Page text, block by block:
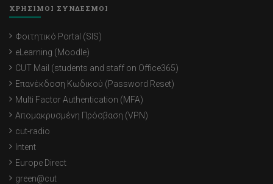
ΧΡΗΣΙΜΟΙ ΣΥΝΔΕΣΜΟΙ
Φοιτητικό Portal (SIS)
eLearning (Moodle)
CUT Mail (students and staff on Office365)
Επανέκδοση Κωδικού (Password Reset)
Multi Factor Authentication (MFA)
Απομακρυσμένη Πρόσβαση (VPN)
cut-radio
Intent
Europe Direct
green@cut